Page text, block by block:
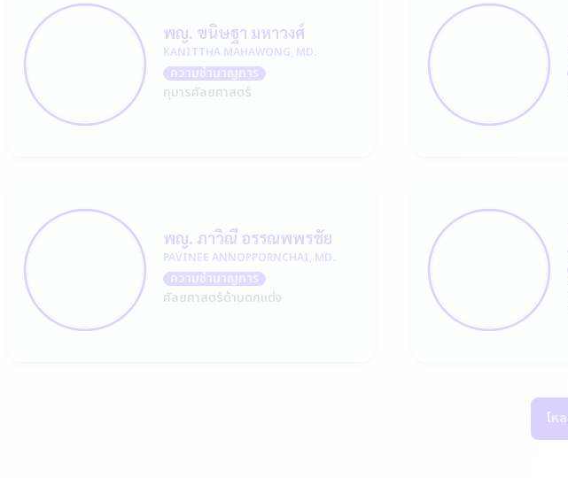
พญ. ขนิษฐา มหาวงศ์
KANITTHA MAHAWONG, MD.
ความชำนาญการ
กุมารศัลยศาสตร์
พญ. ภาวิณี อรรณพพรชัย
PAVINEE ANNOPPORNCHAI, MD.
ความชำนาญการ
ศัลยศาสตร์ด้านตกแต่ง
โห